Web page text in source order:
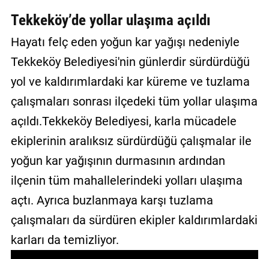
GALERİ
VİDEO
YAZARLAR
BİZE
ULAŞIN
İletişim
Gizlilik
Sözleşmesi
Tekkeköy’de yollar ulaşıma açıldı
Hayatı felç eden yoğun kar yağışı nedeniyle
Tekkeköy Belediyesi'nin günlerdir sürdürdüğü
yol ve kaldırımlardaki kar küreme ve tuzlama
çalışmaları sonrası ilçedeki tüm yollar ulaşıma
açıldı.Tekkeköy Belediyesi, karla mücadele
ekiplerinin aralıksız sürdürdüğü çalışmalar ile
yoğun kar yağışının durmasının ardından
ilçenin tüm mahallelerindeki yolları ulaşıma
açtı. Ayrıca buzlanmaya karşı tuzlama
çalışmaları da sürdüren ekipler kaldırımlardaki
karları da temizliyor.